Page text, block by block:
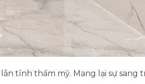
tính thẩm mỹ. Mang lại sự sang